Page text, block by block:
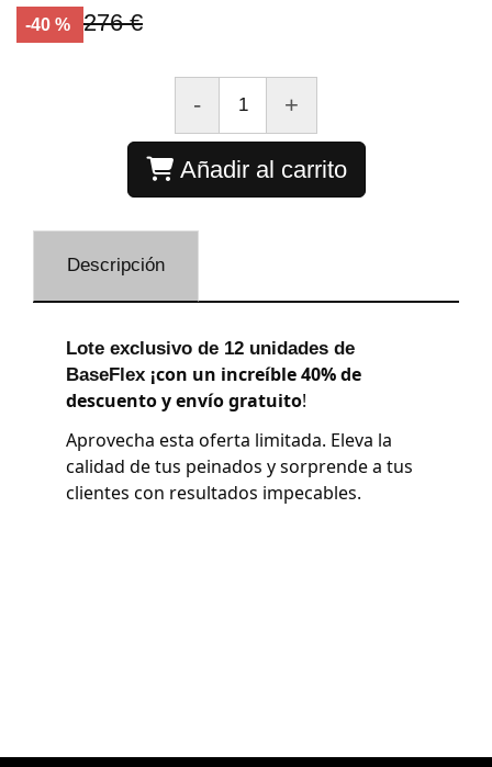
-40 % 276 €
- +
Añadir al carrito
Descripción
Lote exclusivo de 12 unidades de
BaseFlex ¡con un increíble 40% de
descuento y envío gratuito!
Aprovecha esta oferta limitada. Eleva la
calidad de tus peinados y sorprende a tus
clientes con resultados impecables.